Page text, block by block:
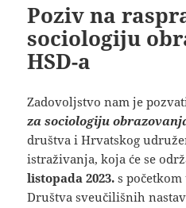
Poziv na
sociologiju
HSD-a
Zadovoljstvo nam je
za sociologiju
društva i Hrvatskog
istraživanja, koja će se
listopada 2023. s
Društva sveučilišnih